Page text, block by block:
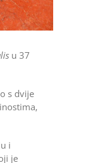
u 37
s dvije
i
je